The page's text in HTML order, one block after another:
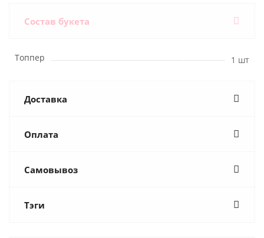
Состав букета
Топпер 1 шт
Доставка
Оплата
Самовывоз
Тэги